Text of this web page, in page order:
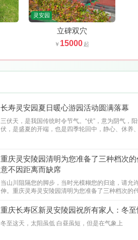
灵安园
立碑双穴
15000
长寿灵安园夏日暖心游园活动圆满落幕
三伏天，是我国传统时令节气。“伏”，意为阴气，
伏，是盛夏的开端，也是四季轮回中，静心、休养
重庆灵安陵园清明为您准备了三种档次
意不因距离而缺席
当山川阻隔您的脚步，当时光模糊您的归途，请允
伸。重庆灵寿灵安陵园清明为您准备了三种档次的
重庆长寿区新灵安陵园祝所有家人：冬
冬至这天，太阳虽低 白昼虽短，但是在气象上